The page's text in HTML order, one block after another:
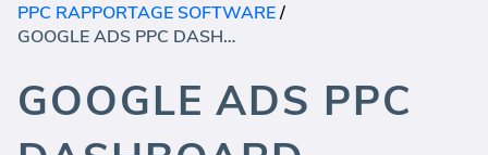
PPC RAPPORTAGE SOFTWARE/
GOOGLE ADS PPC DASHBOARD
GOOGLE ADS PPC